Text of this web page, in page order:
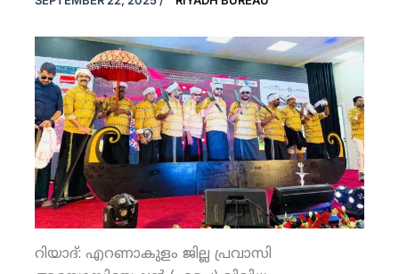
റിയാദ്: എറണാകുളം ജില്ല പ്രവാസി